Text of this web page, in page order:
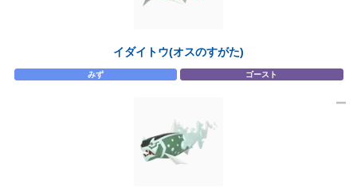
イダイトウ(オスのすがた)
みず ゴースト